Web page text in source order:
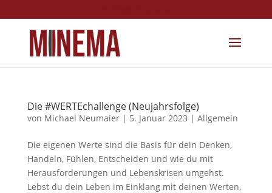
Die #WERTEchallenge (Neujahrsfolge)
von Michael Neumaier| 5. Januar 2023 | Allgemein
Die eigenen Werte sind die Basis für dein Denken,
Handeln, Fühlen, Entscheiden und wie du mit
Herausforderungen und Lebenskrisen umgehst.
Lebst du dein Leben im Einklang mit deinen Werten,